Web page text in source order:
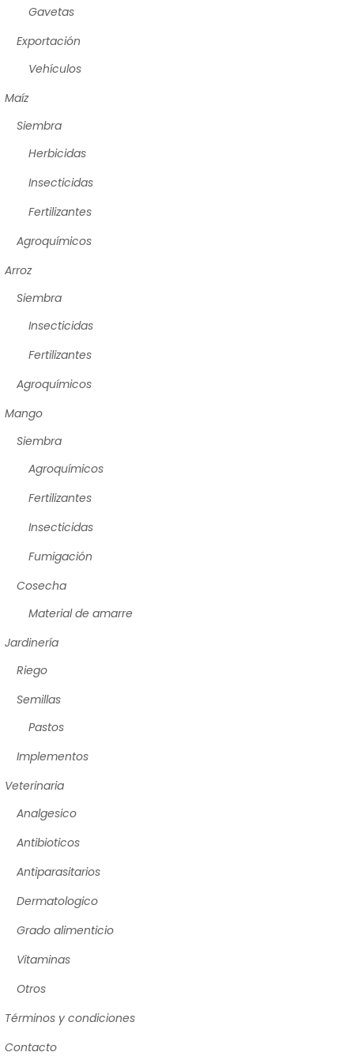
Gavetas
Exportación
Vehículos
Maíz
Siembra
Herbicidas
Insecticidas
Fertilizantes
Agroquímicos
Arroz
Siembra
Insecticidas
Fertilizantes
Agroquímicos
Mango
Siembra
Agroquímicos
Fertilizantes
Insecticidas
Fumigación
Cosecha
Material de amarre
Jardinería
Riego
Semillas
Pastos
Implementos
Veterinaria
Analgesico
Antibioticos
Antiparasitarios
Dermatologico
Grado alimenticio
Vitaminas
Otros
Términos y condiciones
Contacto